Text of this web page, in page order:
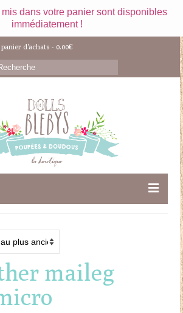
dans votre panier sont disponibles
immédiatement !
d'achats - 0.00€
maileg